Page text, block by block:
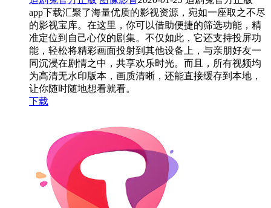
app下载汇聚了海量优质的影视资源，宛如一座取之不尽
的影视宝库。在这里，你可以借助便捷的筛选功能，精
准定位到自己心仪的剧集。不仅如此，它还支持投屏功
能，轻松将精彩画面投射到其他设备上，与亲朋好友一
同沉浸在剧情之中，共享欢乐时光。而且，所有视频均
为高清无水印版本，画质清晰，还能直接缓存到本地，
让你随时随地想看就看。
下载